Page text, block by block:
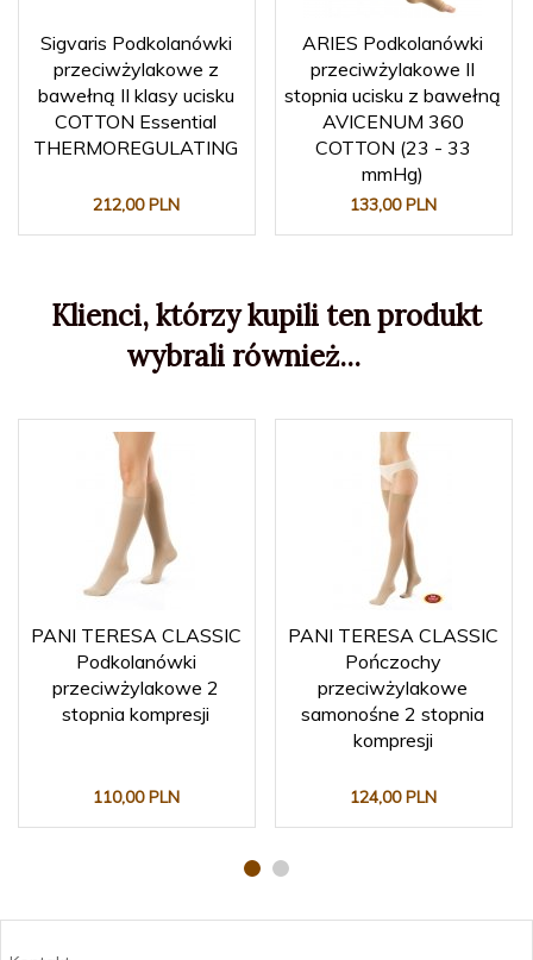
Sigvaris Podkolanówki
przeciwżylakowe z
bawełną II klasy ucisku
COTTON Essential
THERMOREGULATING
212,00 PLN
ARIES Podkolanówki
przeciwżylakowe II
stopnia ucisku z bawełną
AVICENUM 360
COTTON (23 - 33
mmHg)
133,00 PLN
Klienci, którzy kupili ten produkt
wybrali również...
PANI TERESA CLASSIC
Podkolanówki
przeciwżylakowe 2
stopnia kompresji
110,00 PLN
PANI TERESA CLASSIC
Pończochy
przeciwżylakowe
samonośne 2 stopnia
kompresji
124,00 PLN